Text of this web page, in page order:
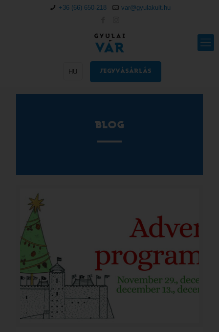
+36 (66) 650-218 var@gyulakult.hu
HU JEGYVÁSÁRLÁS
BLOG